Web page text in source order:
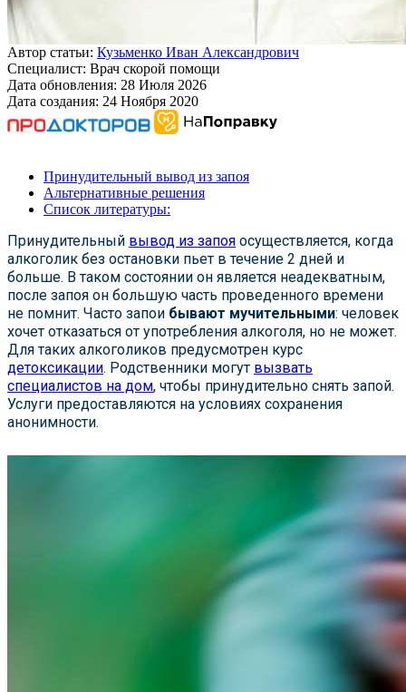
Автор статьи: Кузьменко Иван Александрович
Специалист: Врач скорой помощи
Дата обновления: 28 Июля 2026
Дата создания: 24 Ноября 2020
Принудительный вывод из запоя
Альтернативные решения
Список литературы:
Принудительный вывод из запоя осуществляется, когда
алкоголик без остановки пьет в течение 2 дней и
больше. В таком состоянии он является неадекватным,
после запоя он большую часть проведенного времени
не помнит. Часто запои бывают мучительными: человек
хочет отказаться от употребления алкоголя, но не может.
Для таких алкоголиков предусмотрен курс
детоксикации. Родственники могут вызвать
специалистов на дом, чтобы принудительно снять запой.
Услуги предоставляются на условиях сохранения
анонимности.